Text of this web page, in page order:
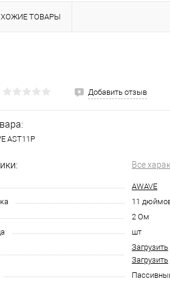
ТОВАРЫ
Добавить отзыв
AST11P
Все
AWAVE
11
2 Ом
шт
Загрузить
Загрузить